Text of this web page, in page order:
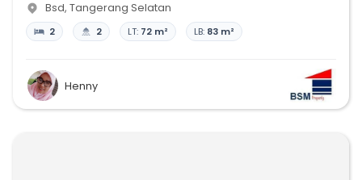
Bsd, Tangerang Selatan
2 2 LT: 72 m² LB: 83 m²
Henny